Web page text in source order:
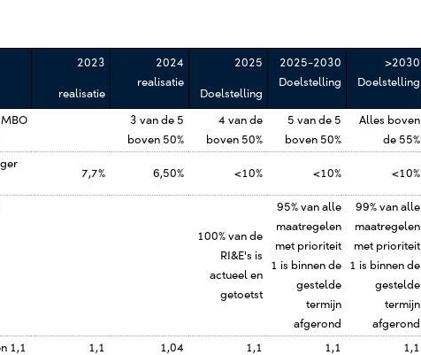
2023
realisatie
2024
realisatie
2025
Doelstelling
2025-2030
Doelstelling
>2030
Doelstelling
3 van de 5
boven 50%
4 van de
boven 50%
5 van de 5
boven 50%
Alles boven
de 55%
7,7% 6,50% <10% <10% <10%
100% van de
RI&E's is
actueel en
getoetst
95% van alle
maatregelen
met prioriteit
1 is binnen de
gestelde
termijn
afgerond
99% van alle
maatregelen
met prioriteit
1 is binnen de
gestelde
termijn
afgerond
1,1
1,1 1,04 1,1 1,1 1,1